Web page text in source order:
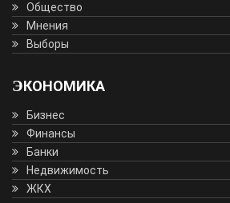
Общество
Мнения
Выборы
ЭКОНОМИКА
Бизнес
Финансы
Банки
Недвижимость
ЖКХ